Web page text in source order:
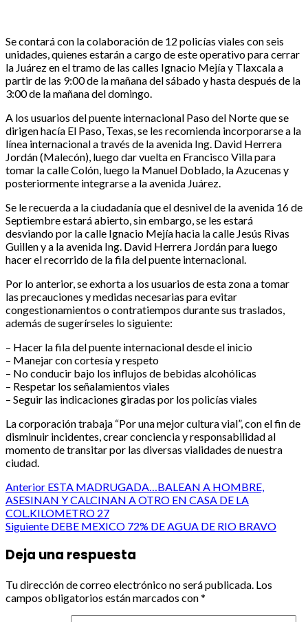
Se contará con la colaboración de 12 policías viales con seis
unidades, quienes estarán a cargo de este operativo para cerrar
la Juárez en el tramo de las calles Ignacio Mejía y Tlaxcala a
partir de las 9:00 de la mañana del sábado y hasta después de la
3:00 de la mañana del domingo.
A los usuarios del puente internacional Paso del Norte que se
dirigen hacía El Paso, Texas, se les recomienda incorporarse a la
línea internacional a través de la avenida Ing. David Herrera
Jordán (Malecón), luego dar vuelta en Francisco Villa para
tomar la calle Colón, luego la Manuel Doblado, la Azucenas y
posteriormente integrarse a la avenida Juárez.
Se le recuerda a la ciudadanía que el desnivel de la avenida 16 de
Septiembre estará abierto, sin embargo, se les estará
desviando por la calle Ignacio Mejía hacia la calle Jesús Rivas
Guillen y a la avenida Ing. David Herrera Jordán para luego
hacer el recorrido de la fila del puente internacional.
Por lo anterior, se exhorta a los usuarios de esta zona a tomar
las precauciones y medidas necesarias para evitar
congestionamientos o contratiempos durante sus traslados,
además de sugerírseles lo siguiente:
– Hacer la fila del puente internacional desde el inicio
– Manejar con cortesía y respeto
– No conducir bajo los influjos de bebidas alcohólicas
– Respetar los señalamientos viales
– Seguir las indicaciones giradas por los policías viales
La corporación trabaja “Por una mejor cultura vial”, con el fin de
disminuir incidentes, crear conciencia y responsabilidad al
momento de transitar por las diversas vialidades de nuestra
ciudad.
Post
navigation
Anterior ESTA MADRUGADA…BALEAN A HOMBRE,
ASESINAN Y CALCINAN A OTRO EN CASA DE LA
COL.KILOMETRO 27
Siguiente DEBE MEXICO 72% DE AGUA DE RIO BRAVO
Deja una respuesta
Tu dirección de correo electrónico no será publicada. Los
campos obligatorios están marcados con*